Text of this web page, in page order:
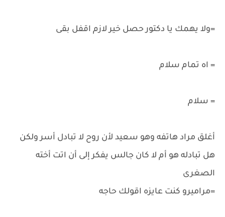
=ولا يهمك يا دكتور حصل خير لازم اقفل بقى
= اه تمام سلام
= سلام
أغلق مراد هاتفه وهو سعيد لأن روح لا تبادل أسر ولكن
هل تبادله هو أم لا كان جالس يفكر إلى أن اتت أخته
الصغرى
=مراميرو كنت عايزه اقولك حاجه